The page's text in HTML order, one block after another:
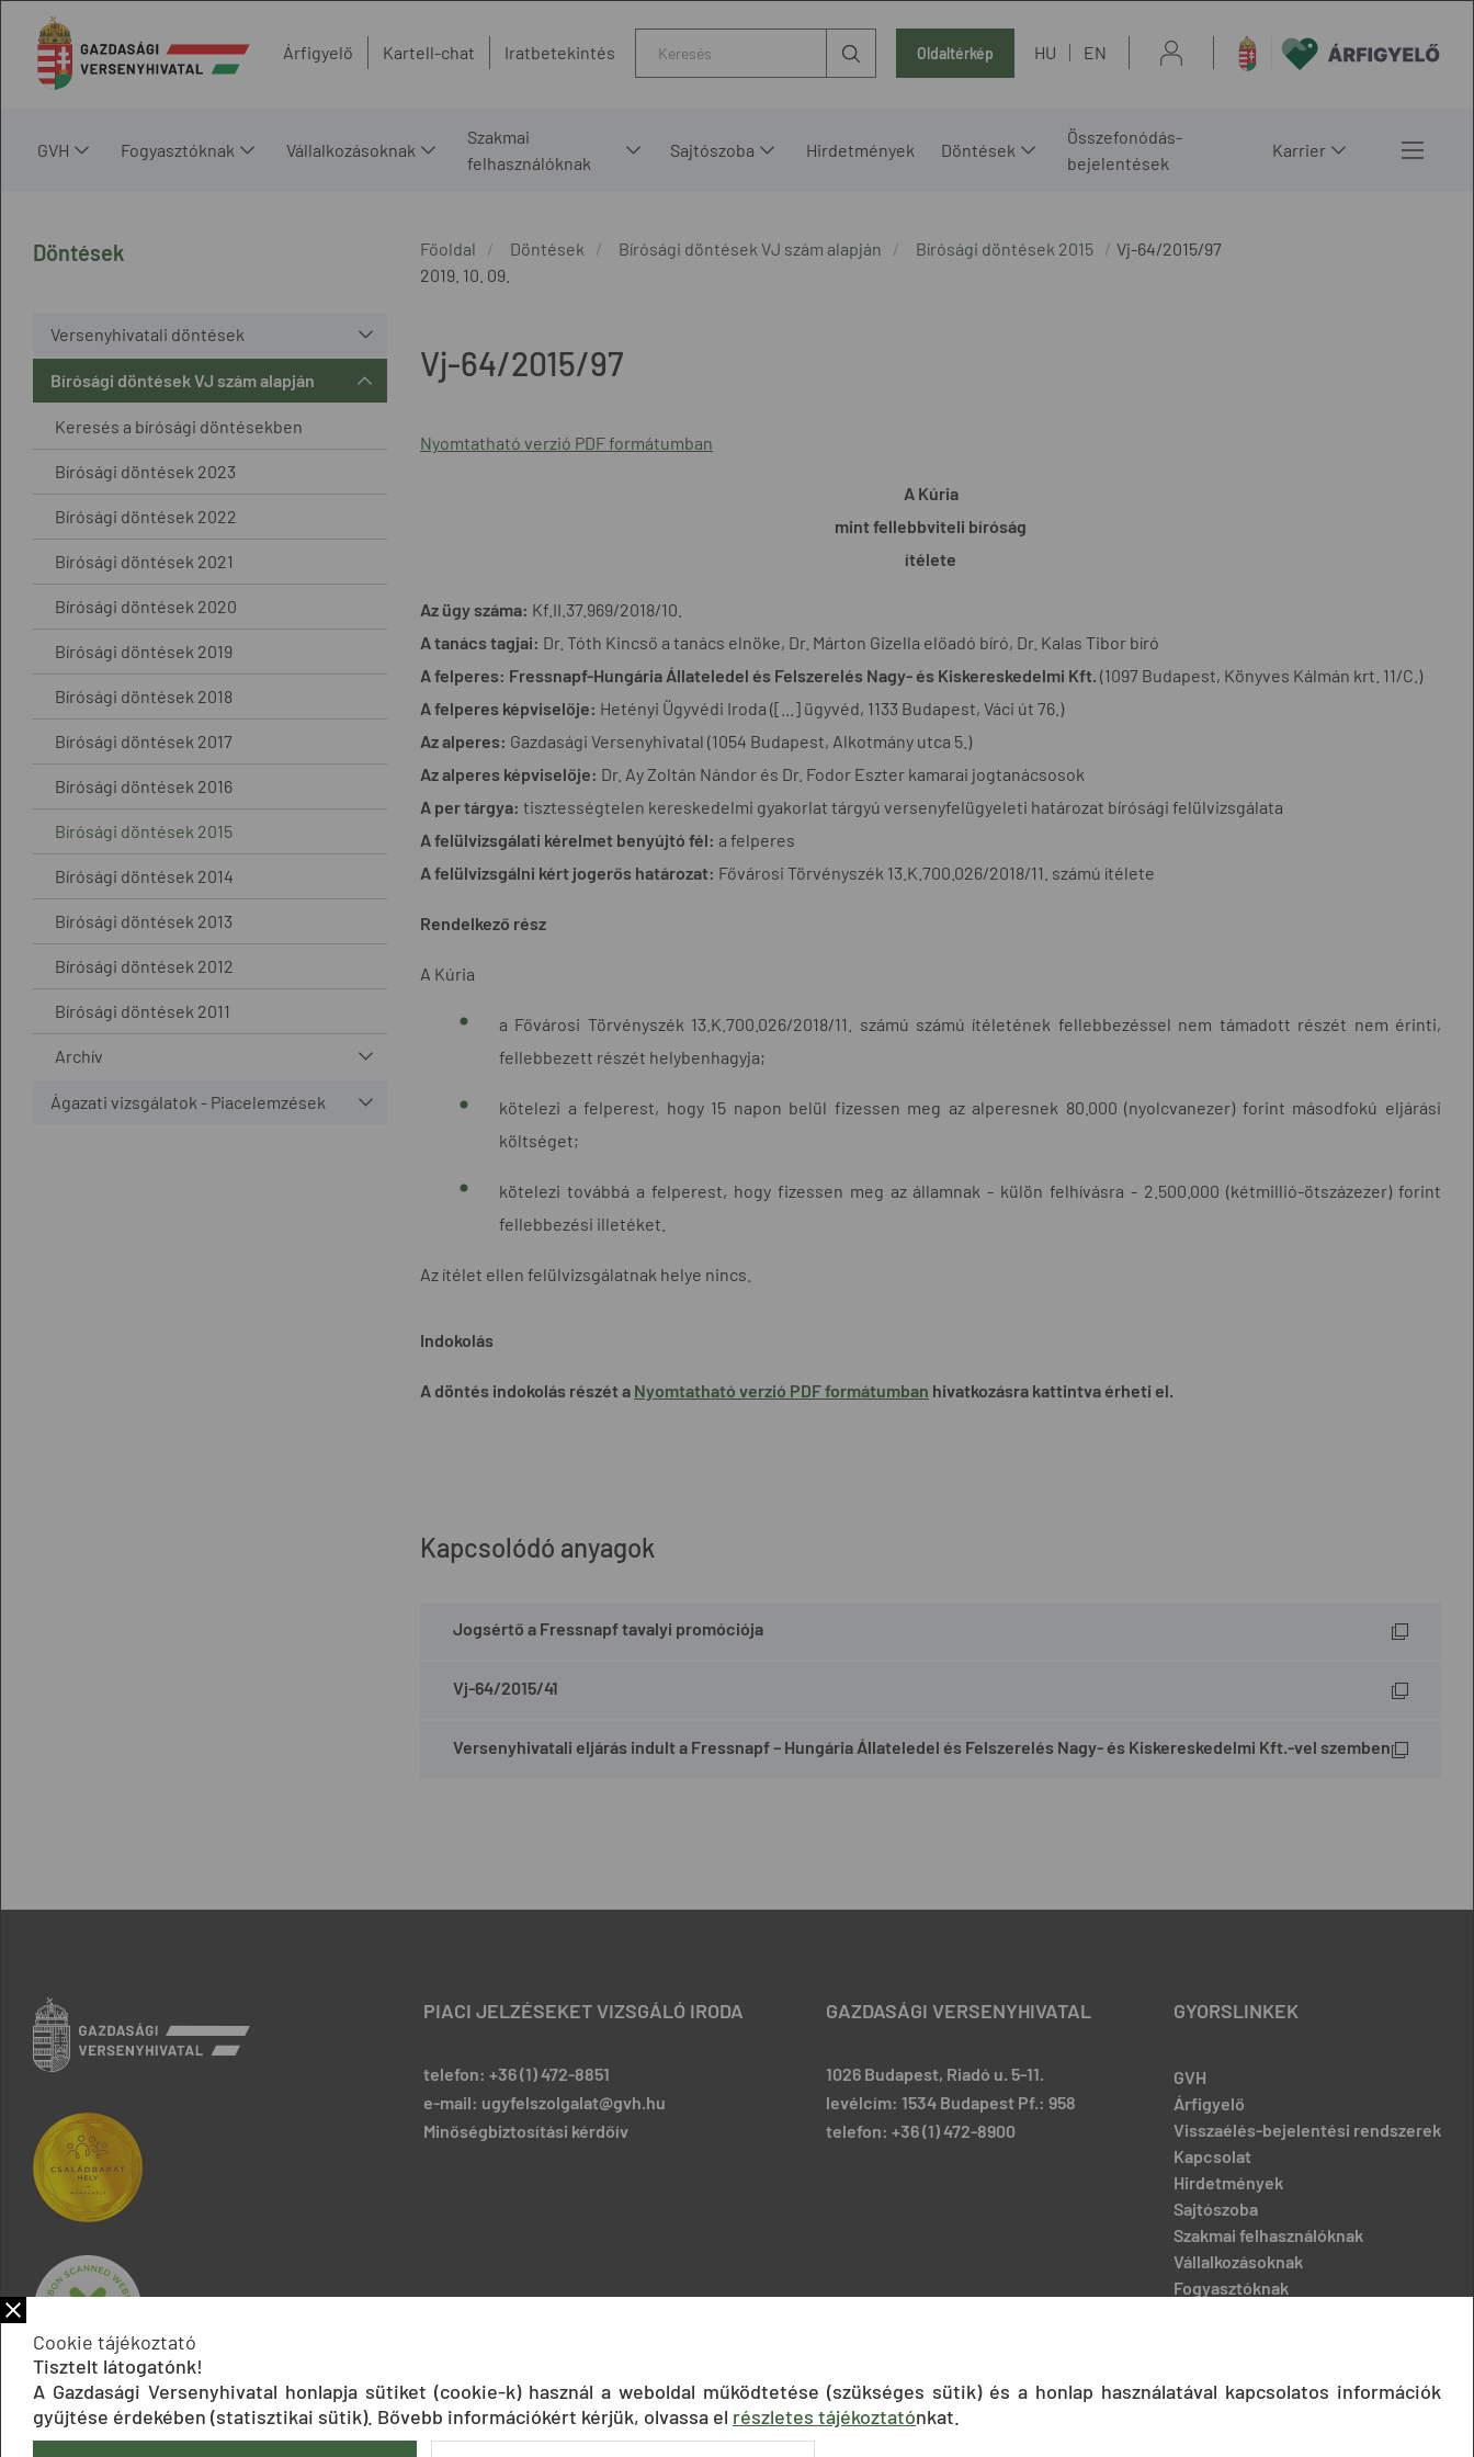
Árfigyelő Kartell-chat Iratbetekintés Oldaltérkép HU EN
GVH Fogyasztóknak Vállalkozásoknak
Szakmai
felhasználóknak
Sajtószoba Hirdetmények Döntések
Összefonódás-
bejelentések
Karrier
Döntések
Versenyhivatali döntések
Bírósági döntések VJ szám alapján
Keresés a bírósági döntésekben
Bírósági döntések 2023
Bírósági döntések 2022
Bírósági döntések 2021
Bírósági döntések 2020
Bírósági döntések 2019
Bírósági döntések 2018
Bírósági döntések 2017
Bírósági döntések 2016
Bírósági döntések 2015
Bírósági döntések 2014
Bírósági döntések 2013
Bírósági döntések 2012
Bírósági döntések 2011
Archív
Ágazati vizsgálatok - Piacelemzések
Főoldal Döntések Bírósági döntések VJ szám alapján Bírósági döntések 2015
Vj-64/2015/97
2019. 10. 09.
Vj-64/2015/97
Nyomtatható verzió PDF formátumban
A Kúria
mint fellebbviteli bíróság
ítélete
Az ügy száma: Kf.II.37.969/2018/10.
A tanács tagjai: Dr. Tóth Kincső a tanács elnöke, Dr. Márton Gizella előadó bíró, Dr. Kalas Tibor bíró
A felperes: Fressnapf-Hungária Állateledel és Felszerelés Nagy- és Kiskereskedelmi Kft. (1097 Budapest, Könyves Kálmán krt. 11/C.)
A felperes képviselője: Hetényi Ügyvédi Iroda ([...] ügyvéd, 1133 Budapest, Váci út 76.)
Az alperes: Gazdasági Versenyhivatal (1054 Budapest, Alkotmány utca 5.)
Az alperes képviselője: Dr. Ay Zoltán Nándor és Dr. Fodor Eszter kamarai jogtanácsosok
A per tárgya: tisztességtelen kereskedelmi gyakorlat tárgyú versenyfelügyeleti határozat bírósági felülvizsgálata
A felülvizsgálati kérelmet benyújtó fél: a felperes
A felülvizsgálni kért jogerős határozat: Fővárosi Törvényszék 13.K.700.026/2018/11. számú ítélete
Rendelkező rész
A Kúria
a Fővárosi Törvényszék 13.K.700.026/2018/11. számú számú ítéletének fellebbezéssel nem támadott részét nem érinti,
fellebbezett részét helybenhagyja;
kötelezi a felperest, hogy 15 napon belül fizessen meg az alperesnek 80.000 (nyolcvanezer) forint másodfokú eljárási
költséget;
kötelezi továbbá a felperest, hogy fizessen meg az államnak - külön felhívásra - 2.500.000 (kétmillió-ötszázezer) forint
fellebbezési illetéket.
Az ítélet ellen felülvizsgálatnak helye nincs.
Indokolás
A döntés indokolás részét a Nyomtatható verzió PDF formátumban hivatkozásra kattintva érheti el.
Kapcsolódó anyagok
Jogsértő a Fressnapf tavalyi promóciója
Vj-64/2015/41
Versenyhivatali eljárás indult a Fressnapf – Hungária Állateledel és Felszerelés Nagy- és Kiskereskedelmi Kft.-vel szemben
PIACI JELZÉSEKET VIZSGÁLÓ IRODA
telefon: +36 (1) 472-8851
e-mail: ugyfelszolgalat@gvh.hu
Minőségbiztosítási kérdőív
GAZDASÁGI VERSENYHIVATAL
1026 Budapest, Riadó u. 5-11.
levélcím: 1534 Budapest Pf.: 958
telefon: +36 (1) 472-8900
GYORSLINKEK
GVH
Árfigyelő
Visszaélés-bejelentési rendszerek
Kapcsolat
Hirdetmények
Sajtószoba
Szakmai felhasználóknak
Vállalkozásoknak
Fogyasztóknak
Cookie tájékoztató
Tisztelt látogatónk!
A Gazdasági Versenyhivatal honlapja sütiket (cookie-k) használ a weboldal működtetése (szükséges sütik) és a honlap használatával kapcsolatos információk
gyűjtése érdekében (statisztikai sütik). Bővebb információkért kérjük, olvassa el részletes tájékoztatónkat.